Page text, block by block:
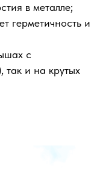
в металле;
герметичность и
с
и на крутых